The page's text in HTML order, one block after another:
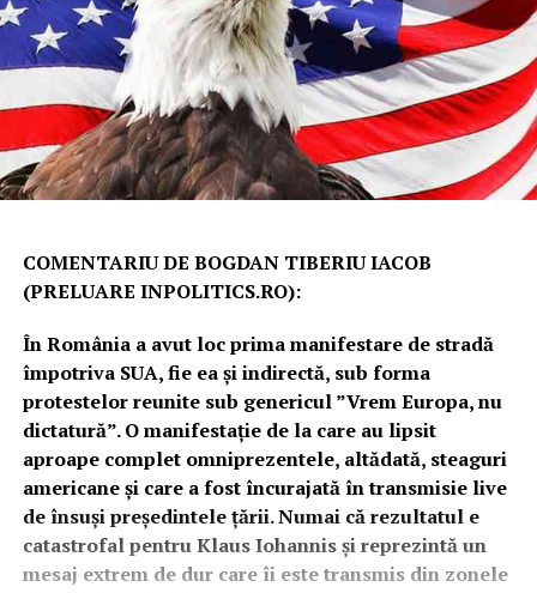
COMENTARIU DE BOGDAN TIBERIU IACOB
(PRELUARE INPOLITICS.RO):
În România a avut loc prima manifestare de stradă
împotriva SUA, fie ea și indirectă, sub forma
protestelor reunite sub genericul ”Vrem Europa, nu
dictatură”. O manifestație de la care au lipsit
aproape complet omniprezentele, altădată, steaguri
americane și care a fost încurajată în transmisie live
de însuși președintele țării. Numai că rezultatul e
catastrofal pentru Klaus Iohannis și reprezintă un
mesaj extrem de dur care îi este transmis din zonele